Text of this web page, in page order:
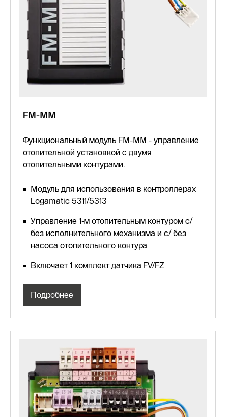
FM-MM
Функциональный модуль FM-MM - управление
отопительной установкой с двумя
отопительными контурами.
Модуль для использования в контроллерах
Logamatic 5311/5313
Управление 1-м отопительным контуром с/
без исполнительного механизма и с/ без
насоса отопительного контура
Включает 1 комплект датчика FV/FZ
Подробнее